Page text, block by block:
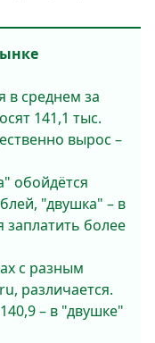
в среднем за
141,1 тыс.
вырос –
обойдётся
"двушка" – в
заплатить более
с разным
различается.
– в "двушке"